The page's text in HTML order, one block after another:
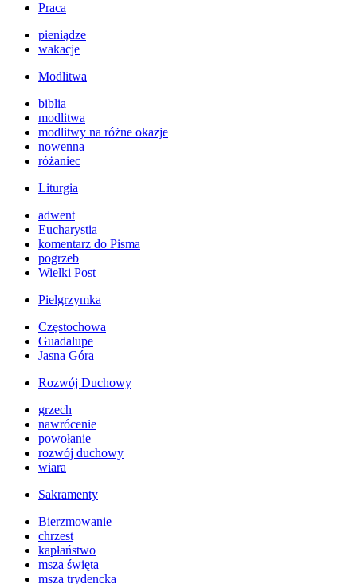
Praca
pieniądze
wakacje
Modlitwa
biblia
modlitwa
modlitwy na różne okazje
nowenna
różaniec
Liturgia
adwent
Eucharystia
komentarz do Pisma
pogrzeb
Wielki Post
Pielgrzymka
Częstochowa
Guadalupe
Jasna Góra
Rozwój Duchowy
grzech
nawrócenie
powołanie
rozwój duchowy
wiara
Sakramenty
Bierzmowanie
chrzest
kapłaństwo
msza święta
msza trydencka